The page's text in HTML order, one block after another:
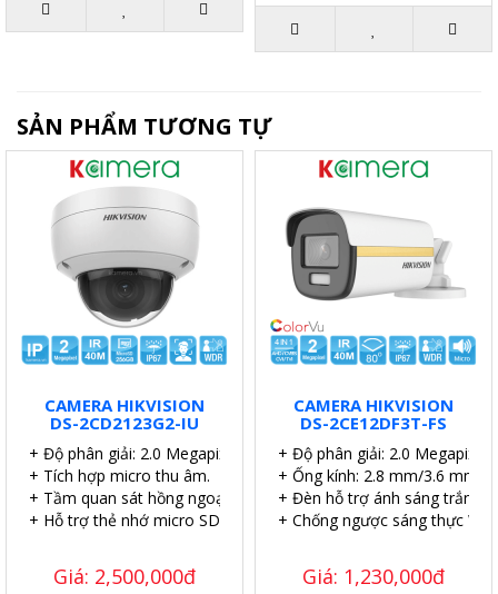
SẢN PHẨM TƯƠNG TỰ
CAMERA HIKVISION
DS-2CD2123G2-IU
+ Độ phân giải: 2.0 Megapixel.
+ Tích hợp micro thu âm.
+ Tầm quan sát hồng ngoại: 40 mét.
+ Hỗ trợ thẻ nhớ micro SD 256GB.
Giá: 2,500,000đ
CAMERA HIKVISION
DS-2CE12DF3T-FS
+ Độ phân giải: 2.0 Megapixel.
+ Ống kính: 2.8 mm/3.6 mm/6
+ Đèn hỗ trợ ánh sáng trắng
+ Chống ngược sáng thực
Giá: 1,230,000đ